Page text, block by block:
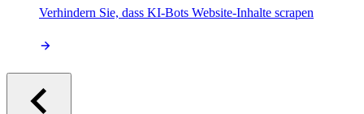
Verhindern Sie, dass KI-Bots Website-Inhalte scrapen